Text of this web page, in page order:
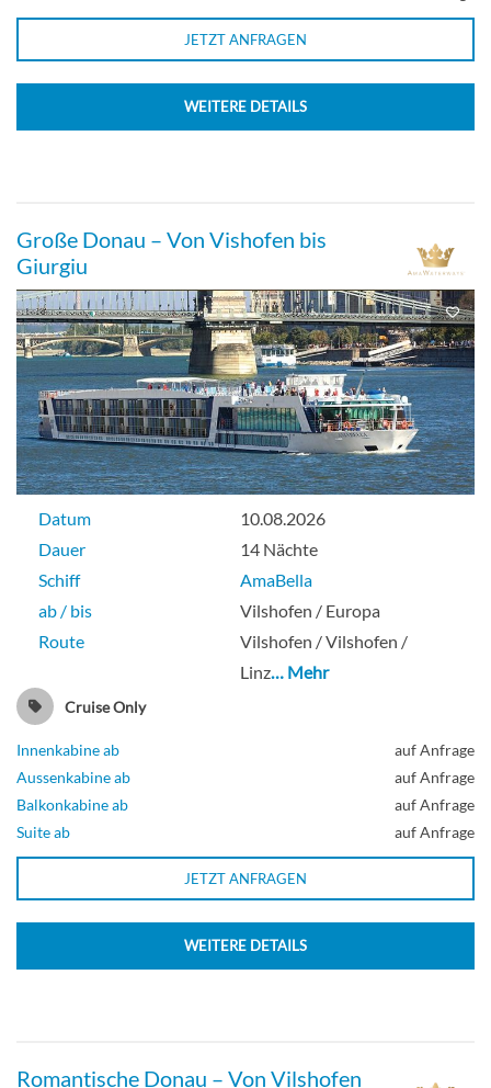
JETZT ANFRAGEN
WEITERE DETAILS
Große Donau – Von Vishofen bis
Giurgiu
Datum
10.08.2026
Dauer
14 Nächte
Schiff
AmaBella
ab / bis
Vilshofen / Europa
Route
Vilshofen / Vilshofen /
Linz… Mehr
Cruise Only
Innenkabine ab
auf Anfrage
Aussenkabine ab
auf Anfrage
Balkonkabine ab
auf Anfrage
Suite ab
auf Anfrage
JETZT ANFRAGEN
WEITERE DETAILS
Romantische Donau – Von Vilshofen